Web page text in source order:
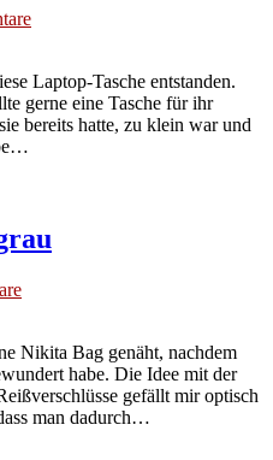
Laptop-Tasche entstanden.
gerne eine Tasche für ihr
bereits hatte, zu klein war und
Nikita Bag genäht, nachdem
habe. Die Idee mit der
gefällt mir optisch
man dadurch…